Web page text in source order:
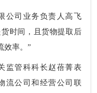
司业务负责人高飞
货时间，且货物提取后
效率。”
管科科长赵蓓菁表
流公司和经营公司联